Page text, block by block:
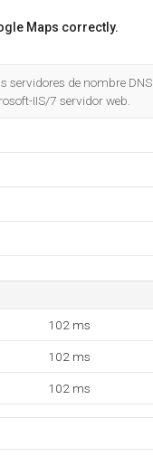
Maps correctly.
servidores de nombre DNS.
IIS/7 servidor web.
102 ms
102 ms
102 ms